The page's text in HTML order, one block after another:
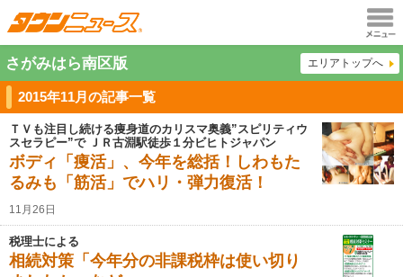
メニュ
ー
さがみはら南区版 エリアトップへ
2015年11月の記事一覧
ＴＶも注目し続ける痩身道のカリスマ奥義”スピリティウ
スセラピー”で ＪＲ古淵駅徒歩１分ビヒトジャパン
ボディ「痩活」、今年を総括！しわもた
るみも「筋活」でハリ・弾力復活！
11月26日
税理士による
相続対策「今年分の非課税枠は使い切り